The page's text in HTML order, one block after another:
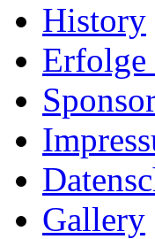
History
Gallery